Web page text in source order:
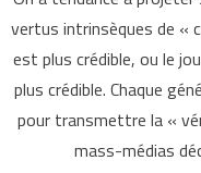
vertus intrinsèques de «
est plus crédible, ou le
plus crédible. Chaque
pour transmettre la «
mass-médias